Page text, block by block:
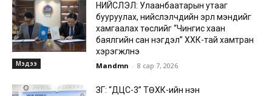
Мэдээ
НИЙСЛЭЛ: Улаанбаатарын утааг
бууруулах, нийслэлчүүдийн эрүүл мэндийг
хамгаалах төслийг “Чингис хаан
баялгийн сан нэгдэл” ХХК-тай хамтран
хэрэгжүүлнэ
Mandmn - 8 сар 7, 2026
ЗГ: “ДЦС-3” ТӨХК-ийн нэн